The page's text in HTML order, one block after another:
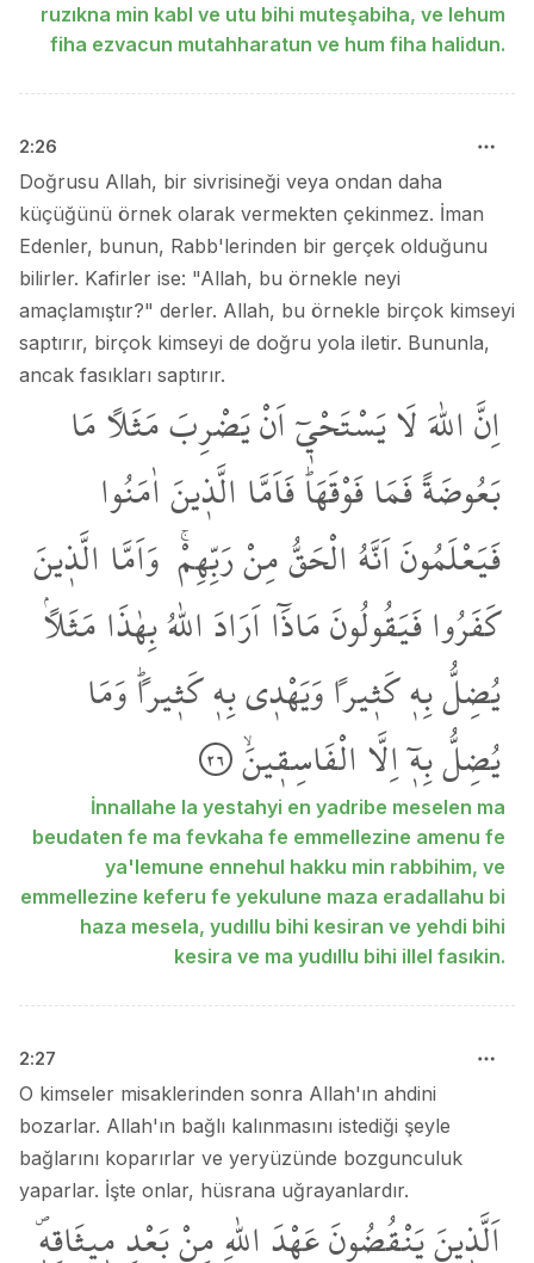
ruzıkna min kabl ve utu bihi muteşabiha, ve lehum
fiha ezvacun mutahharatun ve hum fiha halidun.
2:26
Doğrusu Allah, bir sivrisineği veya ondan daha
küçüğünü örnek olarak vermekten çekinmez. İman
Edenler, bunun, Rabb'lerinden bir gerçek olduğunu
bilirler. Kafirler ise: "Allah, bu örnekle neyi
amaçlamıştır?" derler. Allah, bu örnekle birçok kimseyi
saptırır, birçok kimseyi de doğru yola iletir. Bununla,
ancak fasıkları saptırır.
اِنَّاللّٰهَلَايَسْتَحْـي۪ٓاَنْيَضْرِبَمَثَلاًمَا
بَعُوضَةًفَمَافَوْقَهَاۜفَاَمَّا الَّذ۪ينَاٰمَنُوا
فَيَعْلَمُونَاَنَّهُالْحَقُّمِنْرَبِّهِمْۚ وَاَمَّا الَّذ۪ينَ
كَفَرُوافَيَقُولُونَمَاذَٓااَرَادَاللّٰهُبِهٰذَامَثَلاًۢ
يُضِلُّبِه۪كَث۪يراًوَيَهْد۪يبِه۪كَث۪يراًۜوَمَا
يُضِلُّبِه۪ٓاِلَّاالْفَاسِق۪ينَۙ ٢٦
İnnallahe la yestahyi en yadribe meselen ma
beudaten fe ma fevkaha fe emmellezine amenu fe
ya'lemune ennehul hakku min rabbihim, ve
emmellezine keferu fe yekulune maza eradallahu bi
haza mesela, yudıllu bihi kesiran ve yehdi bihi
kesira ve ma yudıllu bihi illel fasıkin.
2:27
O kimseler misaklerinden sonra Allah'ın ahdini
bozarlar. Allah'ın bağlı kalınmasını istediği şeyle
bağlarını koparırlar ve yeryüzünde bozgunculuk
yaparlar. İşte onlar, hüsrana uğrayanlardır.
اَلَّذ۪ينَيَنْقُضُونَعَهْدَاللّٰهِمِنْبَعْدِم۪يثَاقِه۪ۖ